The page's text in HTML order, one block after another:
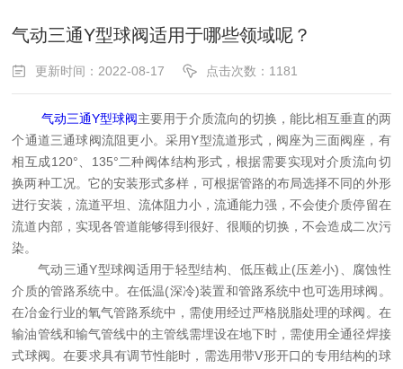
气动三通Y型球阀适用于哪些领域呢？
更新时间：2022-08-17 点击次数：1181
气动三通Y型球阀主要用于介质流向的切换，能比相互垂直的两
个通道三通球阀流阻更小。采用Y型流道形式，阀座为三面阀座，有
相互成120°、135°二种阀体结构形式，根据需要实现对介质流向切
换两种工况。它的安装形式多样，可根据管路的布局选择不同的外形
进行安装，流道平坦、流体阻力小，流通能力强，不会使介质停留在
流道内部，实现各管道能够得到很好、很顺的切换，不会造成二次污
染。
气动三通Y型球阀适用于轻型结构、低压截止(压差小)、腐蚀性
介质的管路系统中。在低温(深冷)装置和管路系统中也可选用球阀。
在冶金行业的氧气管路系统中，需使用经过严格脱脂处理的球阀。在
输油管线和输气管线中的主管线需埋设在地下时，需使用全通径焊接
式球阀。在要求具有调节性能时，需选用带V形开口的专用结构的球